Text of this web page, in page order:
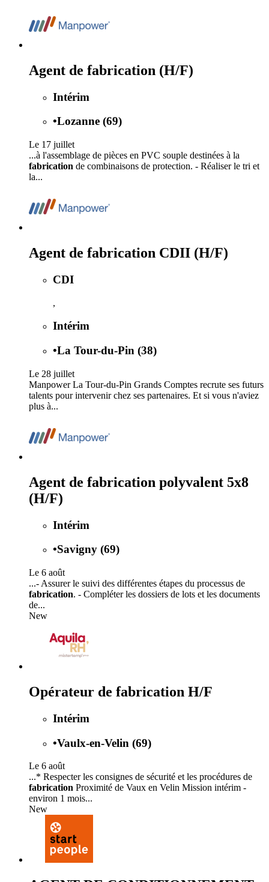
Agent de fabrication (H/F)
Intérim
•Lozanne (69)
Le 17 juillet
...à l'assemblage de pièces en PVC souple destinées à la
fabrication de combinaisons de protection. - Réaliser le tri et
la...
Agent de fabrication CDII (H/F)
CDI
,
Intérim
•La Tour-du-Pin (38)
Le 28 juillet
Manpower La Tour-du-Pin Grands Comptes recrute ses futurs
talents pour intervenir chez ses partenaires. Et si vous n'aviez
plus à...
Agent de fabrication polyvalent 5x8
(H/F)
Intérim
•Savigny (69)
Le 6 août
...- Assurer le suivi des différentes étapes du processus de
fabrication. - Compléter les dossiers de lots et les documents
de...
New
Opérateur de fabrication H/F
Intérim
•Vaulx-en-Velin (69)
Le 6 août
...* Respecter les consignes de sécurité et les procédures de
fabrication Proximité de Vaux en Velin Mission intérim -
environ 1 mois...
New